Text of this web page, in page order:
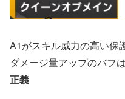
A1がスキル威力の高い保
ダメージ量アップのバフ
正義